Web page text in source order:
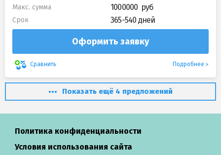
Макс. сумма 1000000
Срок 365-540 дней
Оформить заявку
Сравнить Подробнее
Показать ещё 4 предложений
Политика конфиденциальности
Условия использования сайта